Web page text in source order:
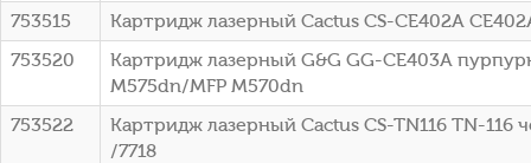
753515
Картридж лазерный Cactus CS-CE402A
753520
Картридж лазерный G&G GG-CE403A
M575dn/MFP M570dn
753522
Картридж лазерный Cactus CS-TN116 TN-116
/7718